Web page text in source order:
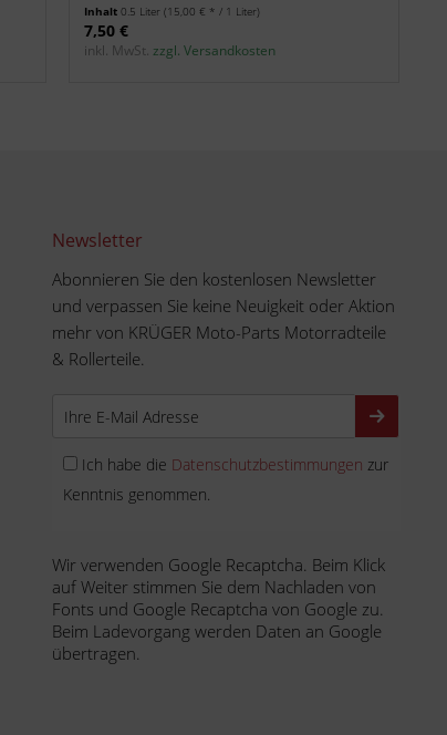
Inhalt 0.5 Liter (15,00 € * / 1 Liter)
7,50 €
inkl. MwSt. zzgl. Versandkosten
Newsletter
Abonnieren Sie den kostenlosen Newsletter
und verpassen Sie keine Neuigkeit oder Aktion
mehr von KRÜGER Moto-Parts Motorradteile
& Rollerteile.
Ich habe die Datenschutzbestimmungen zur
Kenntnis genommen.
Wir verwenden Google Recaptcha. Beim Klick
auf Weiter stimmen Sie dem Nachladen von
Fonts und Google Recaptcha von Google zu.
Beim Ladevorgang werden Daten an Google
übertragen.